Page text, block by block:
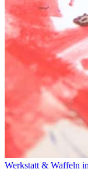
Werkstatt & Waffeln